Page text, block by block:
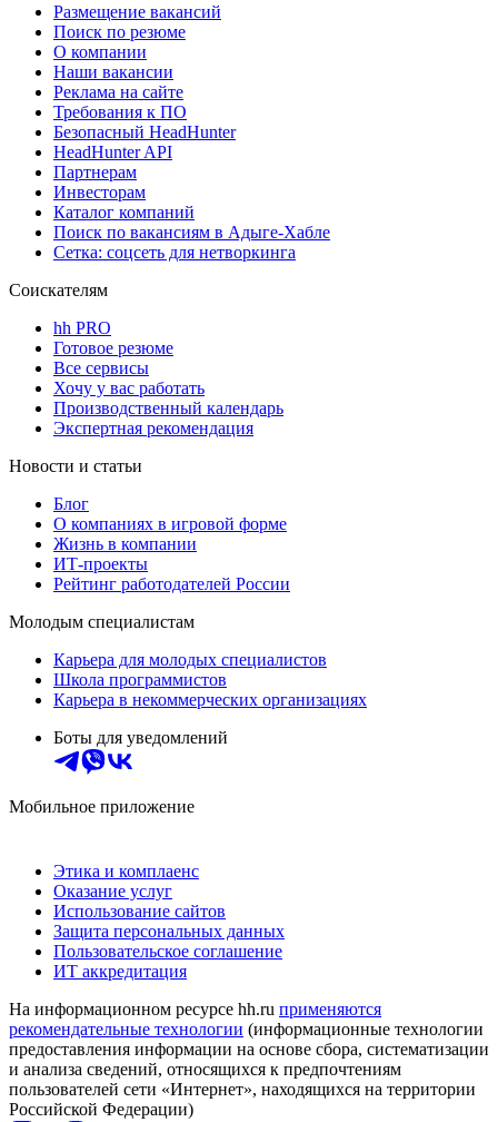
Размещение вакансий
Поиск по резюме
О компании
Наши вакансии
Реклама на сайте
Требования к ПО
Безопасный HeadHunter
HeadHunter API
Партнерам
Инвесторам
Каталог компаний
Поиск по вакансиям в Адыге-Хабле
Сетка: соцсеть для нетворкинга
Соискателям
hh PRO
Готовое резюме
Все сервисы
Хочу у вас работать
Производственный календарь
Экспертная рекомендация
Новости и статьи
Блог
О компаниях в игровой форме
Жизнь в компании
ИТ-проекты
Рейтинг работодателей России
Молодым специалистам
Карьера для молодых специалистов
Школа программистов
Карьера в некоммерческих организациях
Боты для уведомлений
Мобильное приложение
Этика и комплаенс
Оказание услуг
Использование сайтов
Защита персональных данных
Пользовательское соглашение
ИТ аккредитация
На информационном ресурсе hh.ru применяются
рекомендательные технологии (информационные технологии
предоставления информации на основе сбора, систематизации
и анализа сведений, относящихся к предпочтениям
пользователей сети «Интернет», находящихся на территории
Российской Федерации)